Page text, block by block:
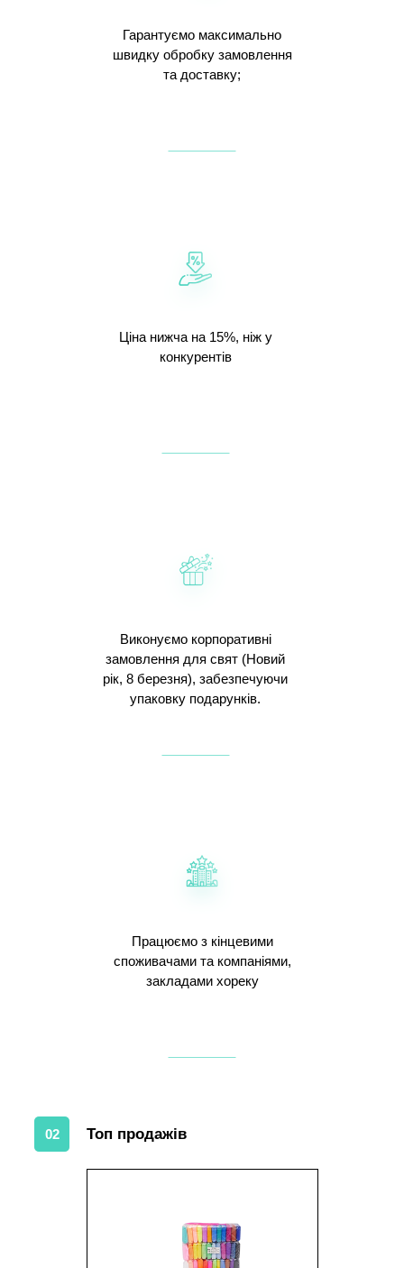
Гарантуємо максимально
швидку обробку замовлення
та доставку;
Ціна нижча на 15%, ніж у
конкурентів
Виконуємо корпоративні
замовлення для свят (Новий
рік, 8 березня), забезпечуючи
упаковку подарунків.
Працюємо з кінцевими
споживачами та компаніями,
закладами хореку
02 Топ продажів